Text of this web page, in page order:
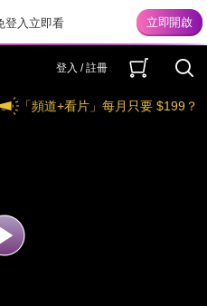
登入立即看
登入 / 註冊
「頻道+看片」每月只要 $199？